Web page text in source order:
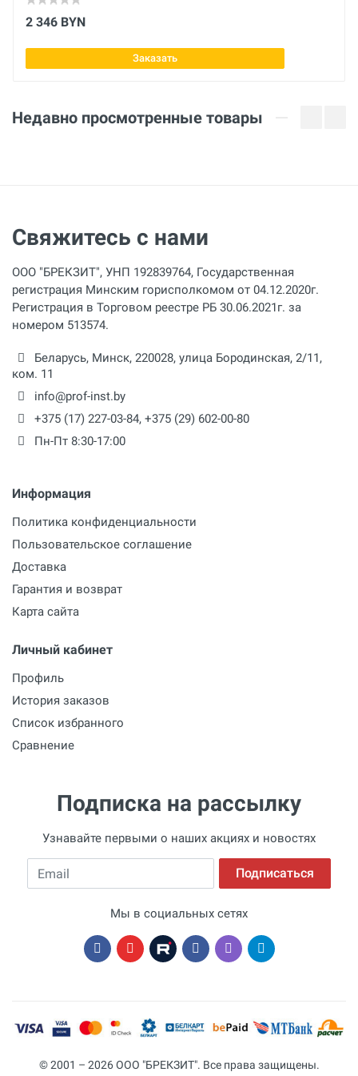
Максимальная температура
Минимальный расход воздуха
Патрубок подключения воздуха Ø
Размеры
2 346 BYN
Заказать
Недавно просмотренные товары
Свяжитесь с нами
ООО "БРЕКЗИТ", УНП 192839764, Государственная
регистрация Минским горисполкомом от 04.12.2020г.
Регистрация в Торговом реестре РБ 30.06.2021г. за
номером 513574.
Беларусь, Минск, 220028, улица Бородинская, 2/11,
ком. 11
info@prof-inst.by
+375 (17) 227-03-84, +375 (29) 602-00-80
Пн-Пт 8:30-17:00
Информация
Политика конфиденциальности
Пользовательское соглашение
Доставка
Гарантия и возврат
Карта сайта
Личный кабинет
Профиль
История заказов
Список избранного
Сравнение
Подписка на рассылку
Узнавайте первыми о наших акциях и новостях
Email Подписаться
Мы в социальных сетях
© 2001 – 2026 ООО "БРЕКЗИТ". Все права защищены.